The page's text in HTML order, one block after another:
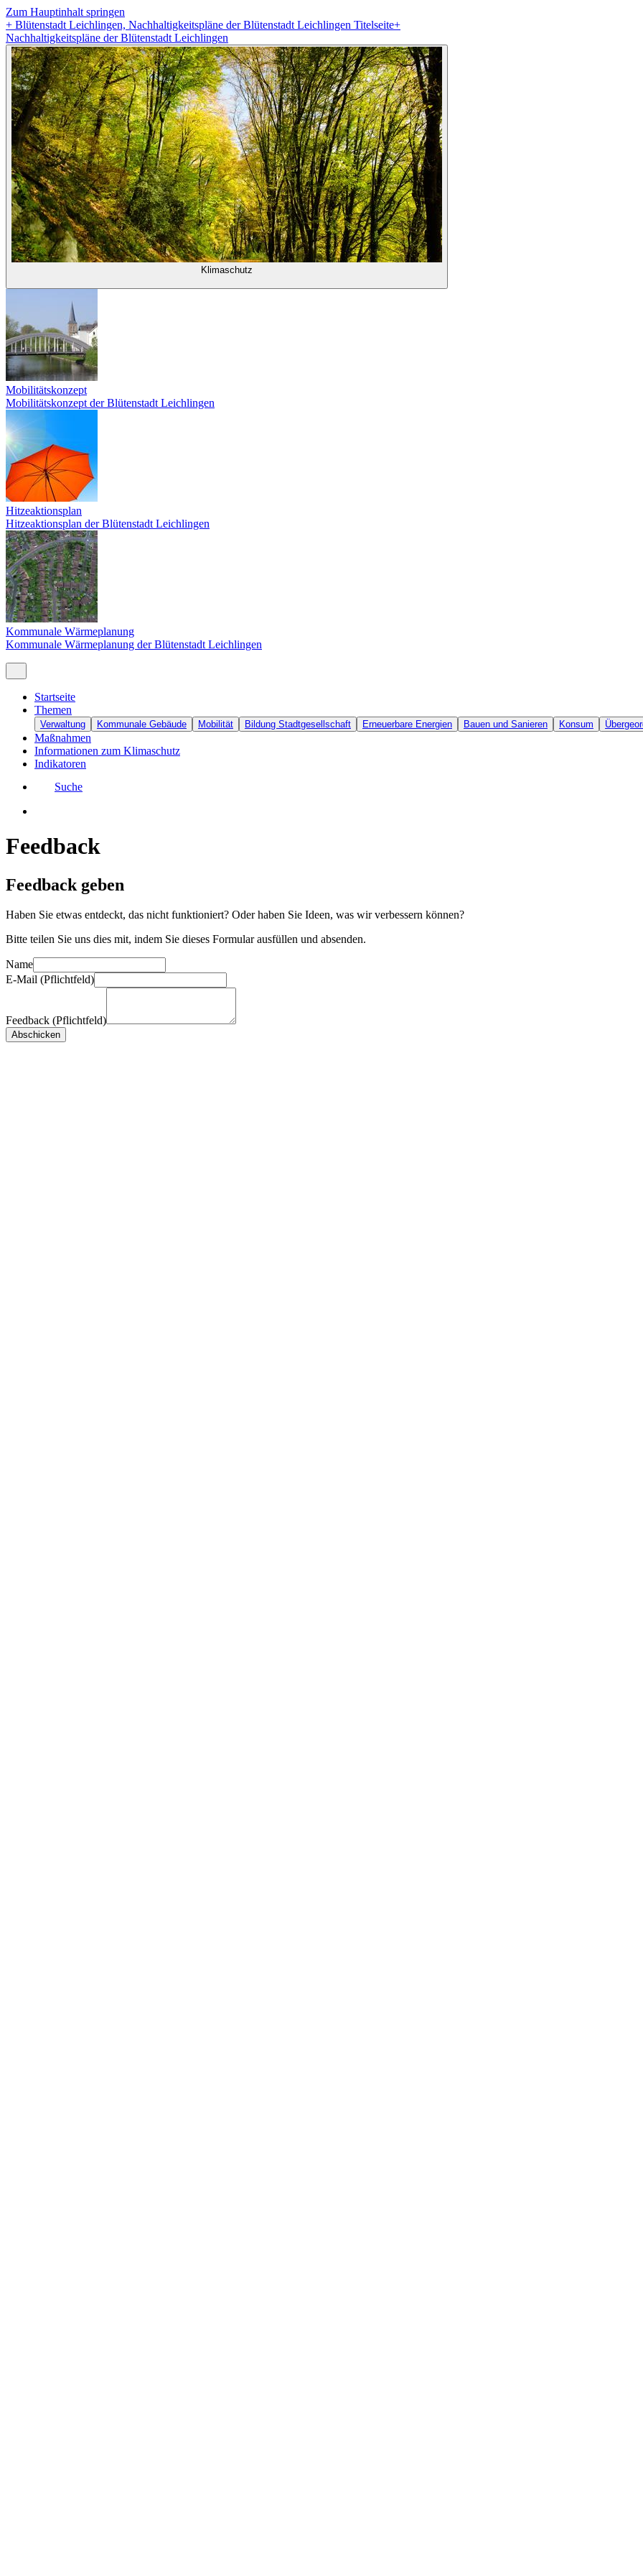
Zum Hauptinhalt springen
+ Blütenstadt Leichlingen, Nachhaltigkeitspläne der Blütenstadt Leichlingen Titelseite+
Nachhaltigkeitspläne der Blütenstadt Leichlingen
Klimaschutz
Mobilitätskonzept
Mobilitätskonzept der Blütenstadt Leichlingen
Hitzeaktionsplan
Hitzeaktionsplan der Blütenstadt Leichlingen
Kommunale Wärmeplanung
Kommunale Wärmeplanung der Blütenstadt Leichlingen
Startseite
Themen
Verwaltung Kommunale Gebäude Mobilität Bildung Stadtgesellschaft Erneuerbare Energien Bauen und Sanieren Konsum
Maßnahmen
Informationen zum Klimaschutz
Indikatoren
Suche
Feedback
Feedback geben
Haben Sie etwas entdeckt, das nicht funktioniert? Oder haben Sie Ideen, was wir verbessern können?
Bitte teilen Sie uns dies mit, indem Sie dieses Formular ausfüllen und absenden.
Name
E-Mail (Pflichtfeld)
Feedback (Pflichtfeld)
Abschicken